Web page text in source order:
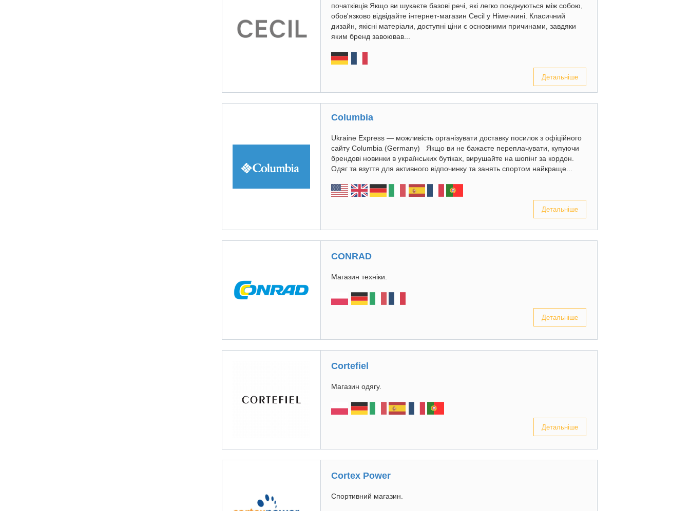
початківців Якщо ви шукаєте базові речі, які легко поєднуються між собою,
обов'язково відвідайте інтернет-магазин Cecil у Німеччині. Класичний
дизайн, якісні матеріали, доступні ціни є основними причинами, завдяки
яким бренд завоював...
Детальніше
Columbia
Ukraine Express — можливість організувати доставку посилок з офіційного
сайту Columbia (Germany) Якщо ви не бажаєте переплачувати, купуючи
брендові новинки в українських бутіках, вирушайте на шопінг за кордон.
Одяг та взуття для активного відпочинку та занять спортом найкраще...
Детальніше
CONRAD
Магазин техніки.
Детальніше
Cortefiel
Магазин одягу.
Детальніше
Cortex Power
Спортивний магазин.